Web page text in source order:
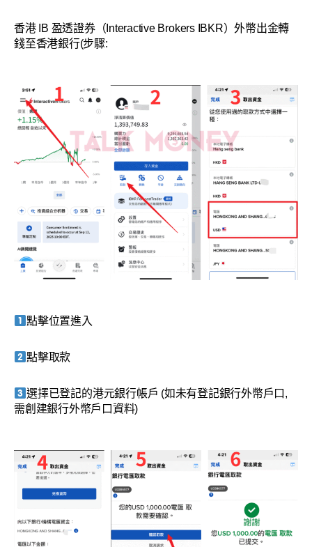
香港 IB 盈透證券（Interactive Brokers IBKR）外幣出金轉
錢至香港銀行(步驟:
點擊位置進入
點擊取款
選擇已登記的港元銀行帳戶 (如未有登記銀行外幣戶口,
需創建銀行外幣戶口資料)